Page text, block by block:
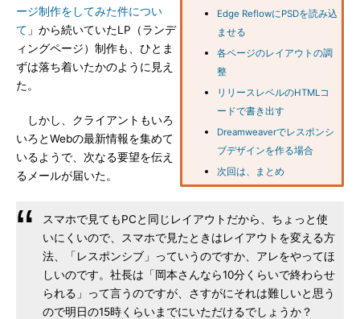
Edge ReflowにPSDを読み込
ませる
各ページのレイアウトの調
整
リリースレベルのHTMLコ
ードで書き出す
Dreamweaverでレスポンシ
ブデザインを作る場合
次回は、まとめ
ージ制作をしてみた件につい
て 」から続いていたLP（ランデ
ィングページ）制作も、ひとま
ずは落ち着いたかのように見え
た。
しかし、クライアントもいろ
いろとWebの最新情報を集めて
いるようで、次なる要望を伝え
るメールが届いた。
スマホで見てもPCと同じレイアウトだから、ちょっと使
いにくいので、スマホで見たときはレイアウトを変える方
法、「レスポンシブ」っていうのですか、アレをやってほ
しいのです。社長は「岡本さんなら10分くらいで終わらせ
られる」って言うのですが、さすがにそれは難しいと思う
ので明日の15時くらいまでにいただけるでしょうか？